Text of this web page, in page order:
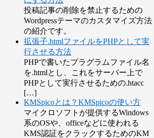
投稿記事の削除を禁止するための
Wordpressテーマのカスタマイズ方法
の紹介です。
拡張子.htmlファイルをPHPとして実
行させる方法
PHPで書いたプラグラムファイル名
を.htmlとし、これをサーバー上で
PHPとして実行させるための.htacc
[…]
KMSpicoとは？KMSpicoの使い方
マイクロソフトが提供するWindows
系のOSや、officeなどに使われる
KMS認証をクラックするためのKM